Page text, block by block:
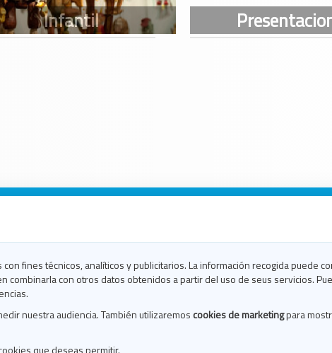
fines técnicos, analíticos y publicitarios. La información recogida puede
combinarla con otros datos obtenidos a partir del uso de seus servicios.
nuestra audiencia. También utilizaremos cookies de marketingpara
que deseas permitir.
en Lugo
en Ourense
en Santiago